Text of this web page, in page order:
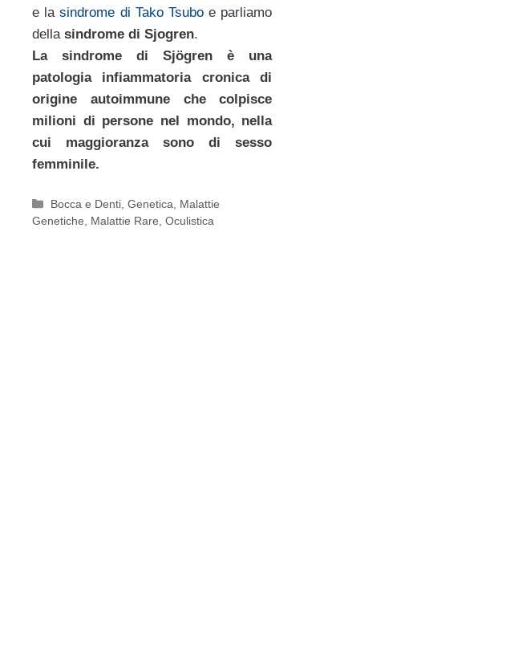
e lasindrome di Tako Tsuboe parliamo
della sindrome di Sjogren.
La sindrome di Sjögren è una
patologia infiammatoria cronica di
origine autoimmune che colpisce
milioni di persone nel mondo, nella
cui maggioranza sono di sesso
femminile.
Categorie
Bocca e Denti ,Genetica
Malattie
Genetiche
Malattie Rare Oculistica